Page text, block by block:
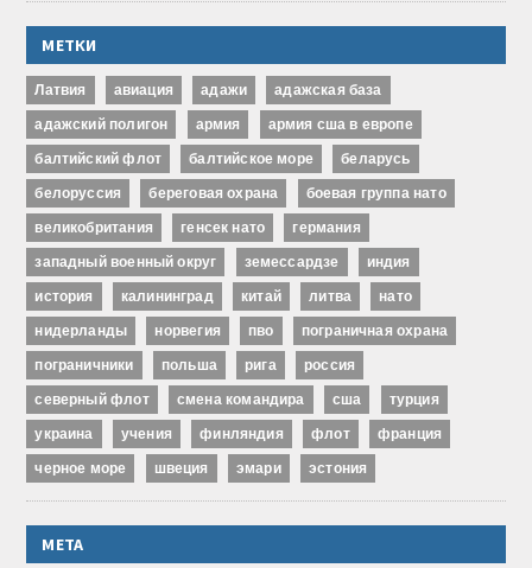
МЕТКИ
Латвия авиация адажи адажская база
адажский полигон армия армия сша в европе
балтийский флот балтийское море беларусь
белоруссия береговая охрана боевая группа нато
великобритания генсек нато германия
западный военный округ земессардзе индия
история калининград китай литва нато
нидерланды норвегия пво пограничная охрана
пограничники польша рига россия
северный флот смена командира сша турция
украина учения финляндия флот франция
черное море швеция эмари эстония
МЕТА